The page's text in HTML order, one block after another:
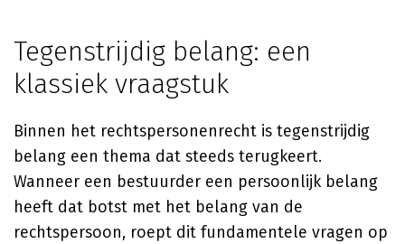
Tegenstrijdig belang: een
klassiek vraagstuk
Binnen het rechtspersonenrecht is tegenstrijdig
belang een thema dat steeds terugkeert.
Wanneer een bestuurder een persoonlijk belang
heeft dat botst met het belang van de
rechtspersoon, roept dit fundamentele vragen op